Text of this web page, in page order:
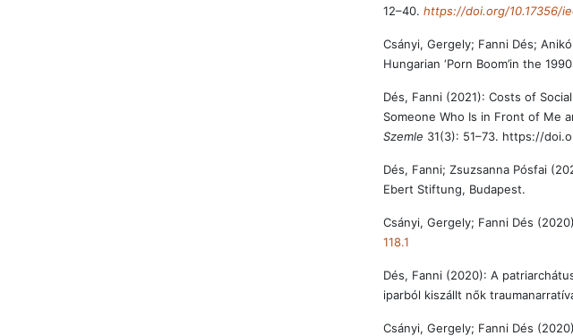
12–40. https://doi.org/10.17356/
Csányi, Gergely; Fanni Dés;
Hungarian ‘Porn Boom’in the
Dés, Fanni (2021): Costs of
Someone Who Is in Front of Me
Szemle 31(3): 51–73. https://
Dés, Fanni; Zsuzsanna Pósfai
Ebert Stiftung, Budapest.
Csányi, Gergely; Fanni Dés
118.1
Dés, Fanni (2020): A
iparból kiszállt nők
Csányi, Gergely; Fanni Dés